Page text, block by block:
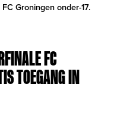
Groningen onder-17.
FC
TOEGANG IN